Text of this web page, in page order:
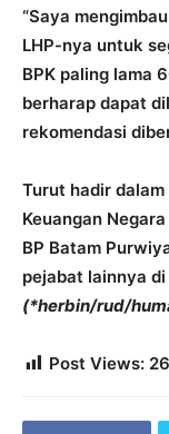
“Saya
LHP-nya untuk
BPK paling lama
berharap dapat
rekomendasi
Turut hadir
Keuangan
BP Batam
pejabat lainnya
(*herbin/rud/
Post Views: